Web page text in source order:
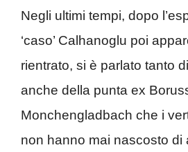
Negli ultimi tempi, dopo
‘caso’ Calhanoglu poi
rientrato, si è parlato tanto
anche della punta ex
Monchengladbach che i
non hanno mai nascosto di